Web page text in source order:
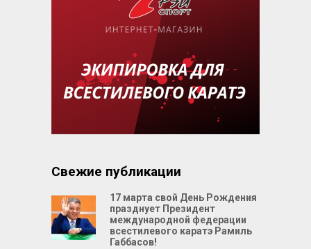
Свежие публикации
17 марта свой День Рождения
празднует Президент
международной федерации
всестилевого каратэ Рамиль
Габбасов!